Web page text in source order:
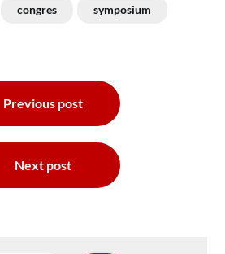
congres symposium
Previous post
Next post